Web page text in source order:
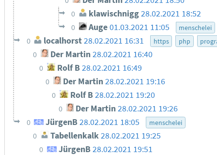
0 klawischnigg28.02.2021 18:52
0 Auge01.03.2021 11:05 menschelei
0 localhorst28.02.2021 16:31 https php
0 Der Martin 28.02.2021 16:40
0 Rolf B 28.02.2021 16:49
0 Der Martin28.02.2021 19:16
0 Rolf B28.02.2021 19:20
0 Der Martin28.02.2021 19:26
0 JürgenB 28.02.2021 18:05 menschelei
0 Tabellenkalk 28.02.2021 19:25
0 JürgenB28.02.2021 19:51